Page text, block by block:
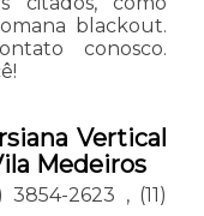
blackout.
conosco.
Vertical
Medeiros
3854-2623 , (11)